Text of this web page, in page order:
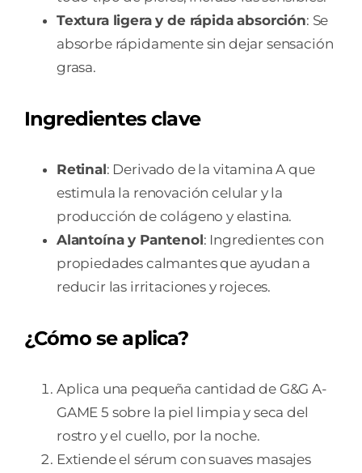
Textura ligera y de rápida absorción: Se
absorbe rápidamente sin dejar sensación
grasa.
Ingredientes clave
Retinal: Derivado de la vitamina A que
estimula la renovación celular y la
producción de colágeno y elastina.
Alantoína y Pantenol: Ingredientes con
propiedades calmantes que ayudan a
reducir las irritaciones y rojeces.
¿Cómo se aplica?
Aplica una pequeña cantidad de G&G A-
GAME 5 sobre la piel limpia y seca del
rostro y el cuello, por la noche.
Extiende el sérum con suaves masajes